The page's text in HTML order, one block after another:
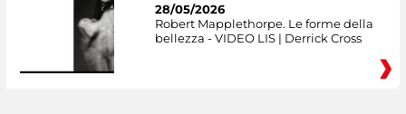
28/05/2026
Robert Mapplethorpe. Le forme della
bellezza - VIDEO LIS | Derrick Cross